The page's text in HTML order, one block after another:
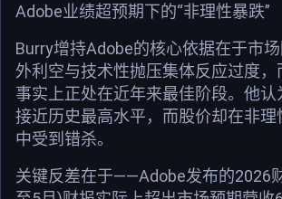
Adobe业绩超预期下的“非理性暴跌”
Burry增持Adobe的核心依据在于市
外利空与技术性抛压集体反应过度，
事实上正处在近年来最佳阶段。他认
接近历史最高水平，而股价却在非
中受到错杀。
关键反差在于——Adobe发布的2026